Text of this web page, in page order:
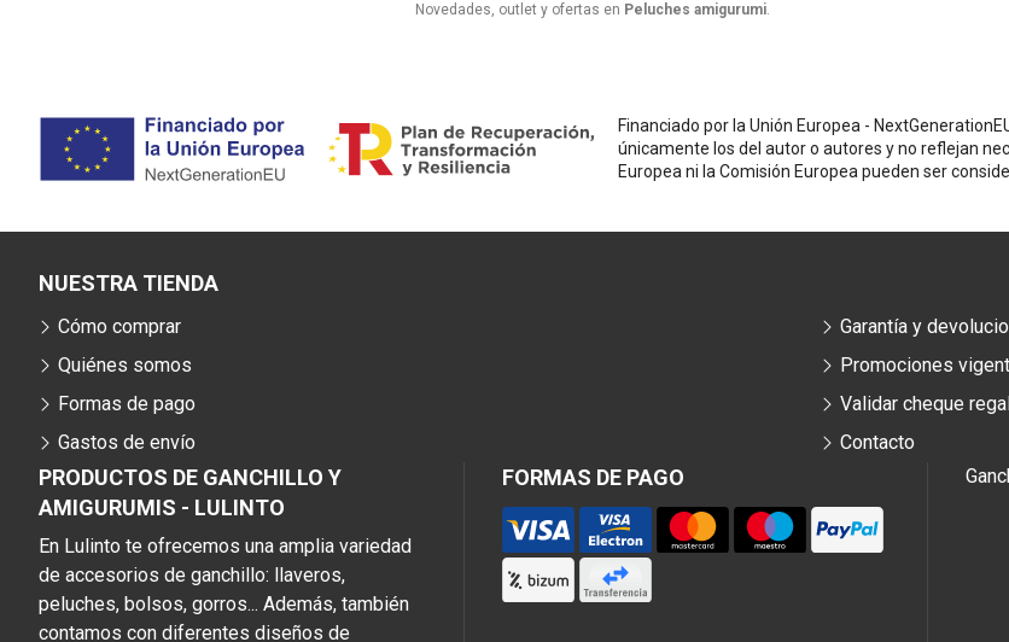
Novedades, outlet y ofertas en Peluches amigurumi.
Financiado por la Unión Europea -
únicamente los del autor o autores y no reflejan
Europea ni la Comisión Europea pueden ser
PRODUCTOS DE GANCHILLO Y
AMIGURUMIS - LULINTO
En Lulinto te ofrecemos una amplia variedad
de accesorios de ganchillo: llaveros,
peluches, bolsos, gorros... Además, también
contamos con diferentes diseños de
FORMAS DE PAGO
NUESTRA TIENDA
Cómo comprar
Quiénes somos
Formas de pago
Gastos de envío
Garantía y
Promociones
Validar cheque
Contacto